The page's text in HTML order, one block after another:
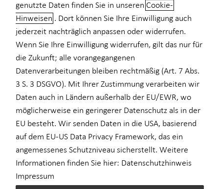
Curiestraße 4
70563 Stuttgart
Erlaubnis nach § 34d GewO​
Aufsichtsbehörde:
IHK Region Stuttgart
Jägerstr. 30
70174 Stuttgart
Registrierungsnummer: D-O35I-OYBOH-91
Registrierungs-Nr.: einsehbar unter www.vermittlerregister.info
Berufsbezeichnung: Versicherungsvertreter mit Erlaubnis nach §
genutzte Daten finden Sie in unseren Cookie-
Hinweisen . Dort können Sie Ihre Einwilligung auch
jederzeit nachträglich anpassen oder widerrufen.
Wenn Sie Ihre Einwilligung widerrufen, gilt das nur für
die Zukunft; alle vorangegangenen
Datenverarbeitungen bleiben rechtmäßig (Art. 7 Abs.
3 S. 3 DSGVO). Mit Ihrer Zustimmung verarbeiten wir
Daten auch in Ländern außerhalb der EU/EWR, wo
möglicherweise ein geringerer Datenschutz als in der
EU besteht. Wir senden Daten in die USA, basierend
auf dem EU-US Data Privacy Framework, das ein
angemessenes Schutzniveau sicherstellt. Weitere
Informationen finden Sie hier: Datenschutzhinweis
Impressum